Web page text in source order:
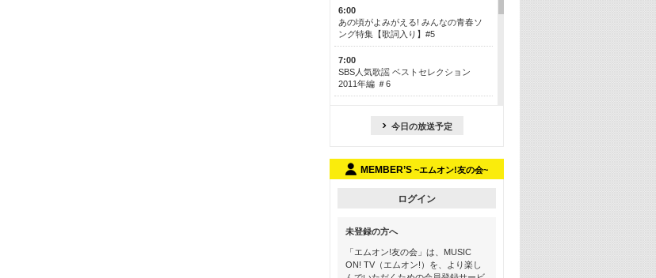
6:00
あの頃がよみがえる! みんなの青春ソ
ング特集【歌詞入り】#5
7:00
SBS人気歌謡 ベストセレクション
2011年編 ＃6
今も昔も愛される鉄板カラオケメドレ
ー【歌詞入り】 一挙5時間！
13:30
Apple Music カウントダウン 20
16:30
あのころK-POPヒッツ! 2018→2021年
今日の放送予定
MEMBER’S ~エムオン!友の会~
ログイン
未登録の方へ
「エムオン!友の会」は、MUSIC
ON! TV（エムオン!）を、より楽し